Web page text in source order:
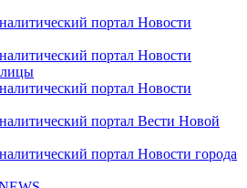
портал Новости
портал Новости
портал Новости
портал Вести Новой
портал Новости города